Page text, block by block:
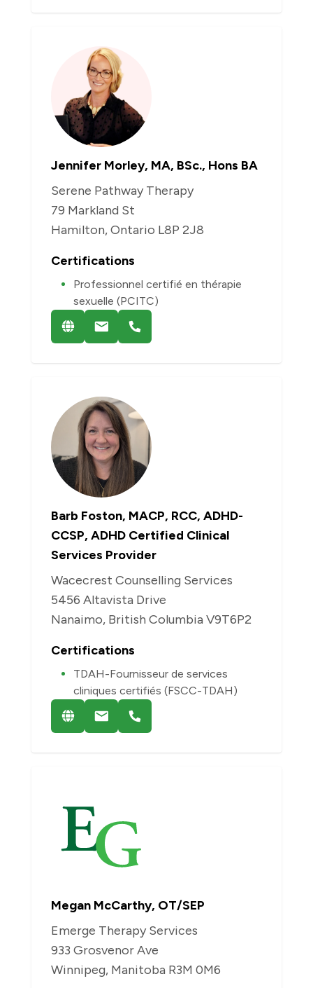
Jennifer Morley, MA, BSc., Hons BA
Serene Pathway Therapy
79 Markland St
Hamilton, Ontario L8P 2J8
Certifications
Professionnel certifié en thérapie
sexuelle (PCITC)
Barb Foston, MACP, RCC, ADHD-
CCSP, ADHD Certified Clinical
Services Provider
Wacecrest Counselling Services
5456 Altavista Drive
Nanaimo, British Columbia V9T6P2
Certifications
TDAH-Fournisseur de services
cliniques certifiés (FSCC-TDAH)
Megan McCarthy, OT/SEP
Emerge Therapy Services
933 Grosvenor Ave
Winnipeg, Manitoba R3M 0M6